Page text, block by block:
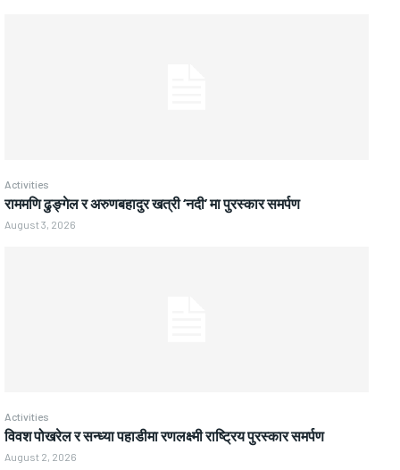
Activities
राममणि ढुङ्गेल र अरुणबहादुर खत्री ‘नदी’ मा पुरस्कार समर्पण
August 3, 2026
Activities
विवश पोखरेल र सन्ध्या पहाडीमा रणलक्ष्मी राष्ट्रिय पुरस्कार समर्पण
August 2, 2026